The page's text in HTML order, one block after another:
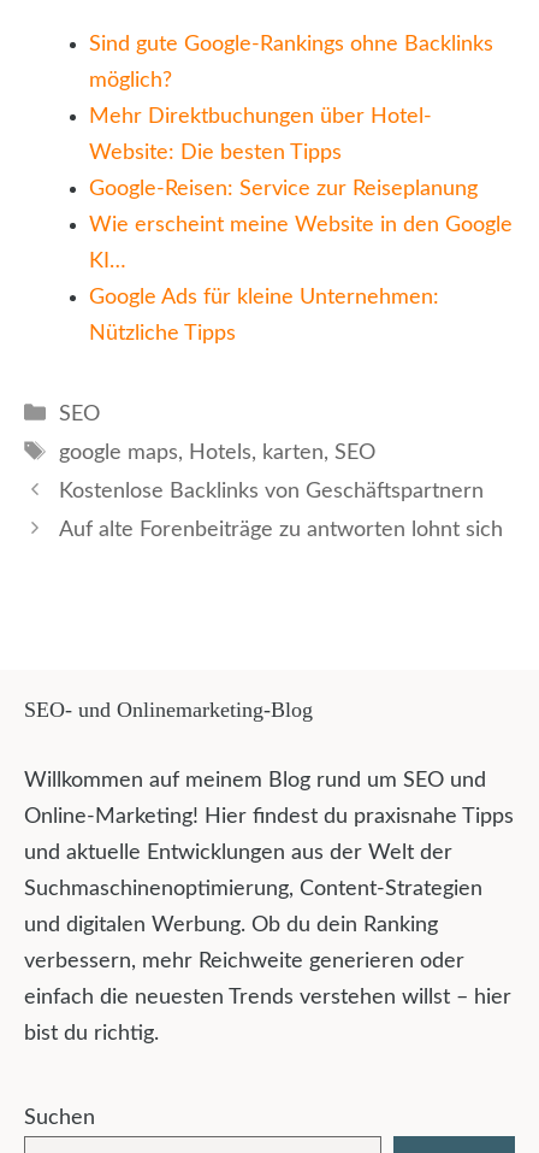
Sind gute Google-Rankings ohne Backlinks
möglich?
Mehr Direktbuchungen über Hotel-
Website: Die besten Tipps
Google-Reisen: Service zur Reiseplanung
Wie erscheint meine Website in den Google
KI…
Google Ads für kleine Unternehmen:
Nützliche Tipps
Kategorien
SEO
Schlagwörter
google maps, Hotels, karten, SEO
Kostenlose Backlinks von Geschäftspartnern
Auf alte Forenbeiträge zu antworten lohnt sich
SEO- und Onlinemarketing-Blog
Willkommen auf meinem Blog rund um SEO und
Online-Marketing! Hier findest du praxisnahe Tipps
und aktuelle Entwicklungen aus der Welt der
Suchmaschinenoptimierung, Content-Strategien
und digitalen Werbung. Ob du dein Ranking
verbessern, mehr Reichweite generieren oder
einfach die neuesten Trends verstehen willst – hier
bist du richtig.
Suchen